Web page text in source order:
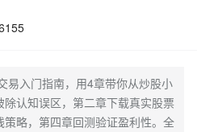
易入门指南，用4章带你从炒股小
认知误区，第二章下载真实股票
略，第四章回测验证盈利性。全